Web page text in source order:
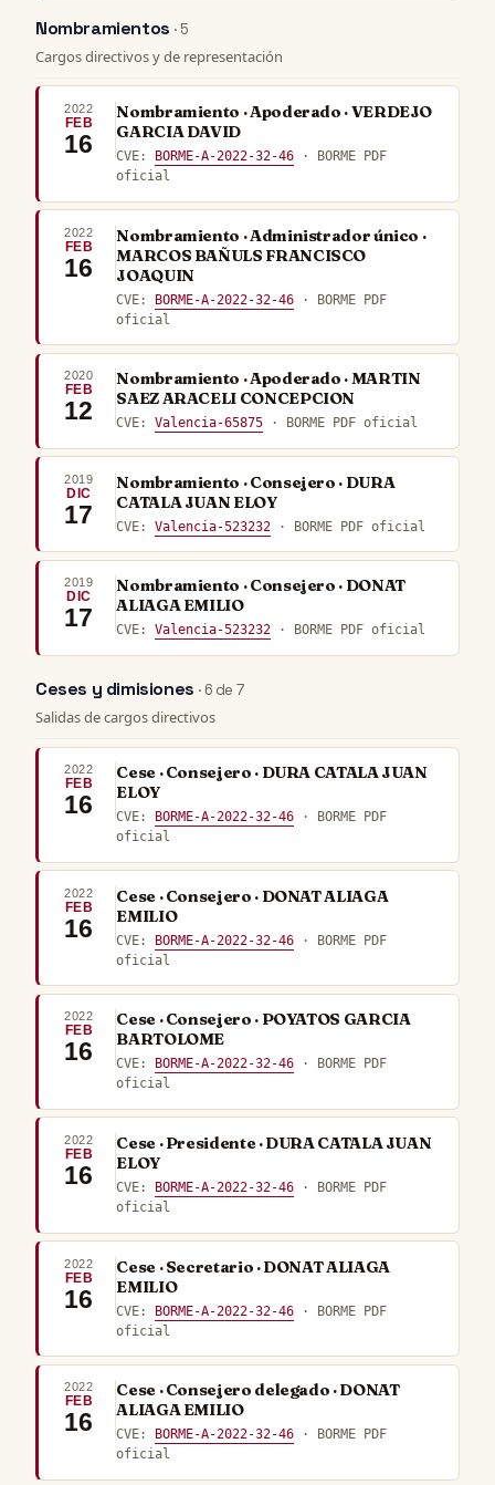
Nombramientos · 5
Cargos directivos y de representación
2022
FEB
16
Nombramiento · Apoderado · VERDEJO
GARCIA DAVID
CVE: BORME-A-2022-32-46 · BORME PDF
oficial
2022
FEB
16
Nombramiento · Administrador único ·
MARCOS BAÑULS FRANCISCO
JOAQUIN
CVE: BORME-A-2022-32-46 · BORME PDF
oficial
2020
FEB
12
Nombramiento · Apoderado · MARTIN
SAEZ ARACELI CONCEPCION
CVE:Valencia-65875 · BORME PDF oficial
2019
DIC
17
Nombramiento · Consejero · DURA
CATALA JUAN ELOY
CVE:Valencia-523232 · BORME PDF oficial
2019
DIC
17
Nombramiento · Consejero · DONAT
ALIAGA EMILIO
CVE:Valencia-523232 · BORME PDF oficial
Ceses y dimisiones · 6 de 7
Salidas de cargos directivos
2022
FEB
16
Cese · Consejero · DURA CATALA JUAN
ELOY
CVE: BORME-A-2022-32-46 · BORME PDF
oficial
2022
FEB
16
Cese · Consejero · DONAT ALIAGA
EMILIO
CVE: BORME-A-2022-32-46 · BORME PDF
oficial
2022
FEB
16
Cese · Consejero · POYATOS GARCIA
BARTOLOME
CVE: BORME-A-2022-32-46 · BORME PDF
oficial
2022
FEB
16
Cese · Presidente · DURA CATALA JUAN
ELOY
CVE: BORME-A-2022-32-46 · BORME PDF
oficial
2022
FEB
16
Cese · Secretario · DONAT ALIAGA
EMILIO
CVE: BORME-A-2022-32-46 · BORME PDF
oficial
2022
FEB
16
Cese · Consejero delegado · DONAT
ALIAGA EMILIO
CVE: BORME-A-2022-32-46 · BORME PDF
oficial